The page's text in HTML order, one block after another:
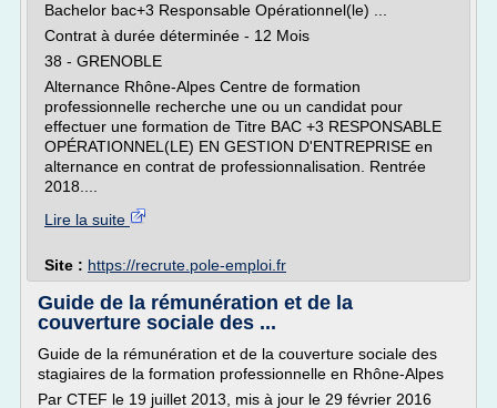
Bachelor bac+3 Responsable Opérationnel(le) ...
Contrat à durée déterminée - 12 Mois
38 - GRENOBLE
Alternance Rhône-Alpes Centre de formation
professionnelle recherche une ou un candidat pour
effectuer une formation de Titre BAC +3 RESPONSABLE
OPÉRATIONNEL(LE) EN GESTION D'ENTREPRISE en
alternance en contrat de professionnalisation. Rentrée
2018....
Lire la suite
Site : https://recrute.pole-emploi.fr
Guide de la rémunération et de la
couverture sociale des ...
Guide de la rémunération et de la couverture sociale des
stagiaires de la formation professionnelle en Rhône-Alpes
Par CTEF le 19 juillet 2013, mis à jour le 29 février 2016